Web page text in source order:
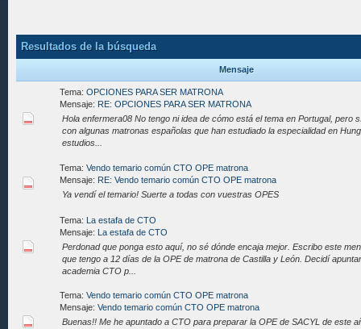
Resultados de la búsqueda
Mensaje
Tema: OPCIONES PARA SER MATRONA
Mensaje: RE: OPCIONES PARA SER MATRONA
Hola enfermera08 No tengo ni idea de cómo está el tema en Portugal, pero
con algunas matronas españolas que han estudiado la especialidad en
estudios...
Tema: Vendo temario común CTO OPE matrona
Mensaje: RE: Vendo temario común CTO OPE matrona
Ya vendí el temario! Suerte a todas con vuestras OPES
Tema: La estafa de CTO
Mensaje: La estafa de CTO
Perdonad que ponga esto aquí, no sé dónde encaja mejor. Escribo este
que tengo a 12 días de la OPE de matrona de Castilla y León. Decidí
academia CTO p...
Tema: Vendo temario común CTO OPE matrona
Mensaje: Vendo temario común CTO OPE matrona
Buenas!! Me he apuntado a CTO para preparar la OPE de SACYL de este